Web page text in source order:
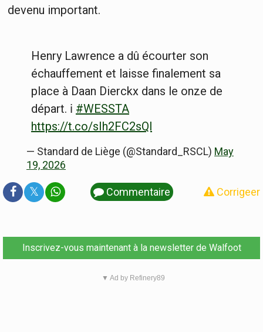
devenu important.
Henry Lawrence a dû écourter son
échauffement et laisse finalement sa
place à Daan Dierckx dans le onze de
départ. ℹ️ #WESSTA
https://t.co/sIh2FC2sQl
— Standard de Liège (@Standard_RSCL) May
19, 2026
𝕏 Commentaire Corrigeer
Inscrivez-vous maintenant à la newsletter de Walfoot
▼ Ad by Refinery89